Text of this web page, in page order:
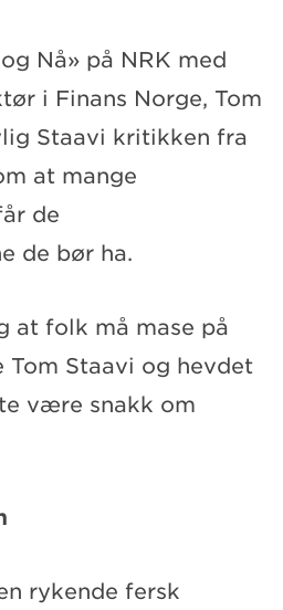
Nå» på NRK med
i Finans Norge, Tom
Staavi kritikken fra
at mange
de
de bør ha.
at folk må mase på
Tom Staavi og hevdet
være snakk om
rykende fersk